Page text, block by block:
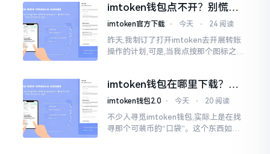
imtoken钱包点不开？别慌，
试试这几招
imtoken官方下载 ⋅ 今天 ⋅ 24 阅读
昨天,我制订了打开imtoken去开展转账
操作的计划,可是,当我点按那个图标之后,
imtoken钱包在哪里下载？老
手教你几招避坑
imtoken钱包2.0 ⋅ 今天 ⋅ 20 阅读
不少人寻觅imtoken钱包,实际上是在找
寻那个可装币的“口袋”。这个东西如今